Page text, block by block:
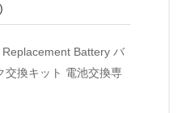
Battery バ
交換キット 電池交換専